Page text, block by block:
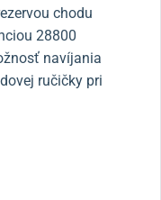
chodu
28800
navíjania
ručičky pri